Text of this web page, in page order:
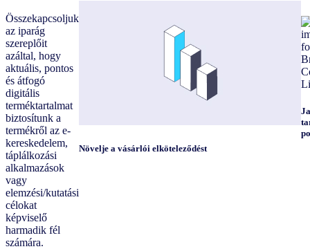
Összekapcsoljuk
az iparág
szereplőit
azáltal, hogy
aktuális, pontos
és átfogó
digitális
terméktartalmat
biztosítunk a
termékről az e-
kereskedelem,
táplálkozási
alkalmazások
vagy
elemzési/kutatási
célokat
képviselő
harmadik fél
számára.
Növelje a vásárlói elköteleződést